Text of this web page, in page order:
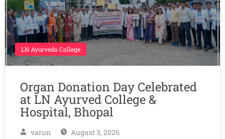
LN Ayurveda College
Organ Donation Day Celebrated
at LN Ayurved College &
Hospital, Bhopal
varun August 3, 2026